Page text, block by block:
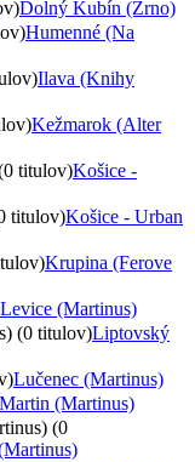
Dolný Kubín (Zrno)
Humenné (Na
Ilava (Knihy
Kežmarok (Alter
titulov)Košice -
titulov)Košice - Urban
Krupina (Ferove
Levice (Martinus)
(0 titulov)Liptovský
Lučenec (Martinus)
Martin (Martinus)
(0